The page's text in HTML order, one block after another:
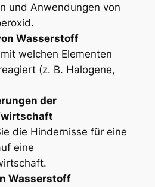
und Anwendungen von
Wasserstoff
welchen Elementen
(z. B. Halogene,
der
die Hindernisse für eine
eine
Wasserstoff